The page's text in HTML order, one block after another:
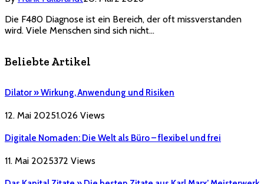
Die F480 Diagnose ist ein Bereich, der oft missverstanden
wird. Viele Menschen sind sich nicht…
Beliebte Artikel
Dilator » Wirkung, Anwendung und Risiken
12. Mai 20251.026 Views
Digitale Nomaden: Die Welt als Büro – flexibel und frei
11. Mai 2025372 Views